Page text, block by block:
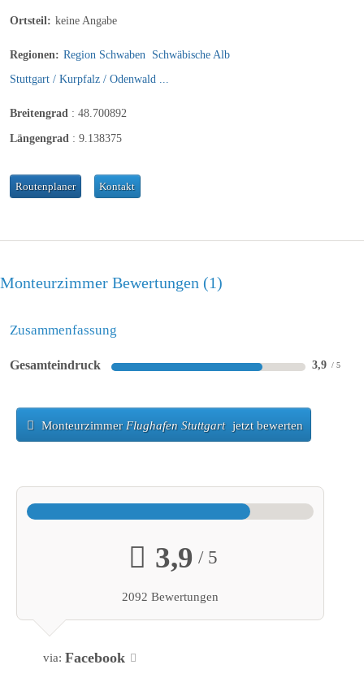
Ortsteil: keine Angabe
Regionen: Region Schwaben
Schwäbische Alb
Stuttgart / Kurpfalz / Odenwald ...
Breitengrad : 48.700892
Längengrad : 9.138375
Routenplaner Kontakt
Monteurzimmer Bewertungen 1
Zusammenfassung
Gesamteindruck 3,9
Monteurzimmer Flughafen Stuttgart jetzt bewerten
3,9 / 5
2092 Bewertungen
via: Facebook